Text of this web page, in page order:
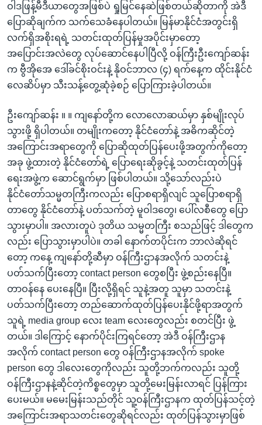
ဝါဒဖြန့်မီဒီယာတွေအဖြစ်ပဲ ရှုမြင်နေဆဲဖြစ်တယ်ဆိုတာကို အဲဒီ
ပြောဆိုချက်က သက်သေခံနေပါတယ်။ မြန်မာနိုင်ငံအတွင်းရှိ
လက်ရှိအစိုးရရဲ့ သတင်းထုတ်ပြန်မှုအပိုင်းမှာတော့
အပြောင်းအလဲတွေ လုပ်ဆောင်နေပါပြီလို့ ဝန်ကြီးဦးကျော်ဆန်း
က ဗွီအိုအေ ဒေါ်ခင်စိုးဝင်းနဲ့ နိုဝင်ဘာလ (၄) ရက်နေ့က ထိုင်းနိုင်ငံ
လေဆိပ်မှာ သီးသန့်တွေ့ဆုံခဲ့စဉ် ပြောကြားခဲ့ပါတယ်။
ဦးကျော်ဆန်း ။ ။ ကျနော်တို့က လောလောဆယ်မှာ နှစ်မျိုးလုပ်
သွားဖို့ ရှိပါတယ်။ တမျိုးကတော့ နိုင်ငံတော်နဲ့ အဓိကဆိုင်တဲ့
အကြောင်းအရာတွေကို ပြောဆိုထုတ်ပြန်ပေးဖို့အတွက်ကိုတော့
အခု ဖွဲ့ထားတဲ့ နိုင်ငံတော်ရဲ့ ပြောရေးဆိုခွင့်နဲ့ သတင်းထုတ်ပြန်
ရေးအဖွဲ့က ဆောင်ရွက်မှာ ဖြစ်ပါတယ်။ သို့သော်လည်းပဲ
နိုင်ငံတော်သမ္မတကြီးကလည်း ပြောစရာရှိလျင် သူပြောစရာရှိ
တာတွေ နိုင်ငံတော်နဲ့ ပတ်သက်တဲ့ မူဝါဒတွေ၊ ပေါ်လစီတွေ ပြော
သွားမှာပါ။ အလားတူပဲ ဒုတိယ သမ္မတကြီး စသည်ဖြင့် ဒါတွေက
လည်း ပြောသွားမှာပါပဲ။ တခါ နောက်တပိုင်းက ဘာလဲဆိုရင်
တော့ ကနေ့ ကျနော်တို့ဆီမှာ ဝန်ကြီးဌာနအလိုက် သတင်းနဲ့
ပတ်သက်ပြီးတော့ contact person တွေစပြီး ဖွဲ့စည်းနေပြီ။
တာဝန်နေ ပေးနေပြီ။ ပြီးလို့ရှိရင် သူနဲ့အတူ သူမှာ သတင်းနဲ့
ပတ်သက်ပြီးတော့ တည်ဆောက်ထုတ်ပြန်ပေးနိုင်ဖို့ရာအတွက်
သူရဲ့ media group လေး team လေးတွေလည်း စတင်ပြီး ဖွဲ့
တယ်။ ဒါကြောင့် နောက်ပိုင်းကြရင်တော့ အဲဒီ ဝန်ကြီးဌာန
အလိုက် contact person တွေ ဝန်ကြီးဌာနအလိုက် spoke
person တွေ ဒါလေးတွေကိုလည်း သူတို့ဘက်ကလည်း သူတို့
ဝန်ကြီးဌာနနဲ့ဆိုင်တဲ့ကိစ္စတွေမှာ သူတို့မေးမြန်းလာရင် ပြန်ကြား
ပေးမယ်။ မမေးမြန်းသည်တိုင် သူ့ဝန်ကြီးဌာနက ထုတ်ပြန်သင့်တဲ့
အကြောင်းအရာသတင်းတွေဆိုရင်လည်း ထုတ်ပြန်သွားမှာဖြစ်